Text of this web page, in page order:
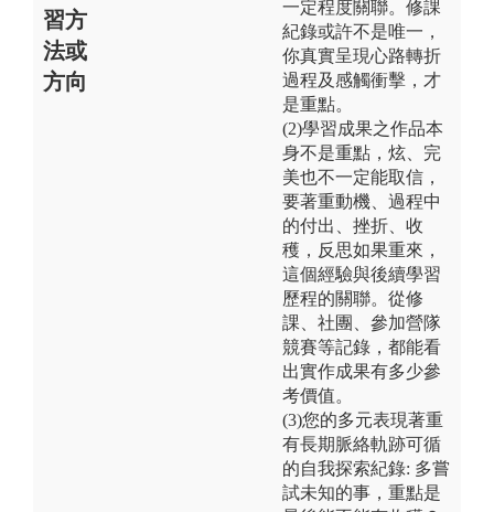
習方
法或
方向
一定程度關聯。修課
紀錄或許不是唯一，
你真實呈現心路轉折
過程及感觸衝擊，才
是重點。
(2)學習成果之作品本
身不是重點，炫、完
美也不一定能取信，
要著重動機、過程中
的付出、挫折、收
穫，反思如果重來，
這個經驗與後續學習
歷程的關聯。從修
課、社團、參加營隊
競賽等記錄，都能看
出實作成果有多少參
考價值。
(3)您的多元表現著重
有長期脈絡軌跡可循
的自我探索紀錄: 多嘗
試未知的事，重點是